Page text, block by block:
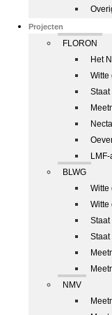
Projecten
FLORON
Het
Witte
BLWG
Witte
Witte
Staat
Staat
NMV